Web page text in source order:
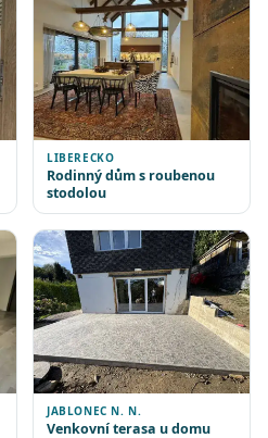
LIBERECKO
Rodinný dům s roubenou
stodolou
JABLONEC N. N.
Venkovní terasa u domu